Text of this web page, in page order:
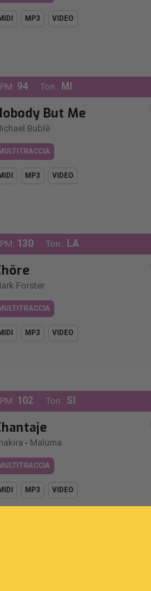
MIDI MP3 VIDEO
94 Ton.: MI
But Me
Bublè
MULTITRACCIA
MIDI MP3 VIDEO
130 Ton.: LA
Forster
MULTITRACCIA
MIDI MP3 VIDEO
102 Ton.: SI
- Maluma
MULTITRACCIA
MIDI MP3 VIDEO